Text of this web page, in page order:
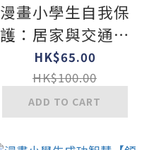
漫畫小學生自我保
護：居家與交通安
全
HK$65.00
HK$100.00
ADD TO CART